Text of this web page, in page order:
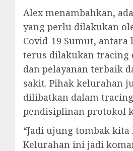
Alex menambahkan,
yang perlu dilakukan
Covid-19 Sumut, antara
terus dilakukan tracing
dan pelayanan terbaik
sakit. Pihak kelurahan
dilibatkan dalam
pendisiplinan protokol
“Jadi ujung tombak
Kelurahan ini jadi